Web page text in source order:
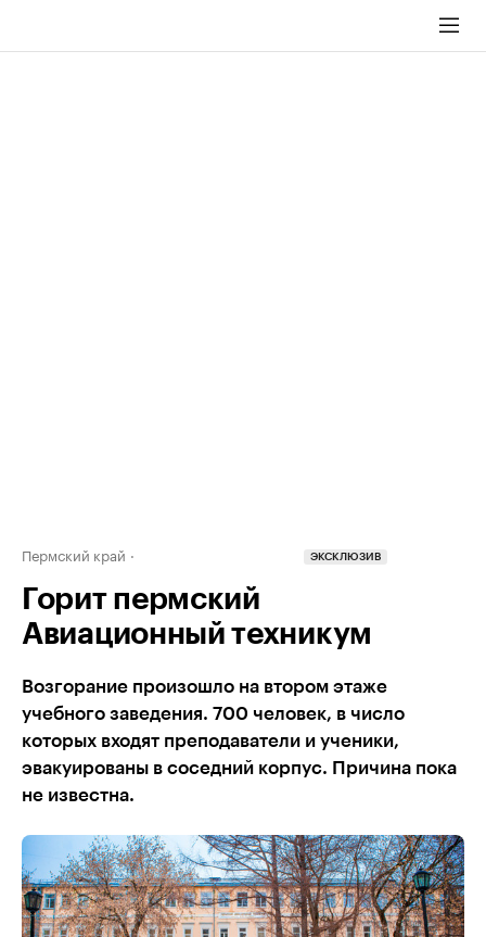
Пермский край ЭКСКЛЮЗИВ
Горит пермский
Авиационный техникум
Возгорание произошло на втором этаже
учебного заведения. 700 человек, в число
которых входят преподаватели и ученики,
эвакуированы в соседний корпус. Причина пока
не известна.